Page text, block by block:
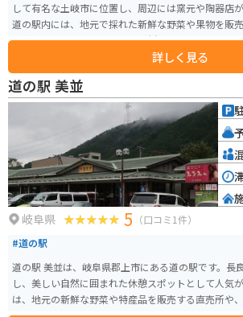
して有名な土岐市に位置し、周辺には窯元や陶器店
道の駅内には、地元で採れた新鮮な野菜や果物を販
濃焼の販売コーナー、地元の食材を使ったレストラン
に、美濃焼の販売コーナーは必見です。普段使いし
にも最適な高級品まで、様々な種類の美濃焼が揃っています。
に隣接して「織部ヒルズ」という公園があり、芝生
が整備されています。 バイクで訪れる場合、道の駅には広い駐車場が完備さ
れているので安心です。周辺には、自然豊かな山道
最適なエリアです。 土岐市周辺には、他にも「美濃焼伝統産業会館」や「陶
史の森」など、陶芸に関連する施設があります。道の
に、土岐市の魅力を満喫してみてはいかがでしょう
詳しく見る
道の駅 美並
岐阜県 5 （口コミ1件）
#道の駅
道の駅 美並は、岐阜県郡上市にある道の駅です。長
し、美しい自然に囲まれた休憩スポットとして人気がありま
は、地元の新鮮な野菜や特産品を販売する直売所や